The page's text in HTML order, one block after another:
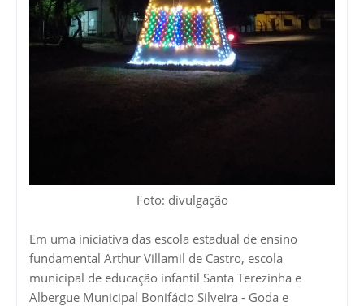
Foto: divulgação
Em uma iniciativa das escola estadual de ensino
fundamental Arthur Villamil de Castro, escola
municipal de educação infantil Santa Terezinha e
Albergue Municipal Bonifácio Silveira - Goda e